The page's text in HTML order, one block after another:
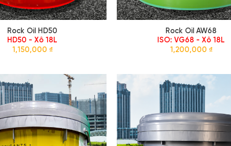
Rock Oil HD50
HD50 - Xô 18L
1,150,000 ₫
Rock Oil AW68
ISO: VG68 - Xô 18L
1,200,000 ₫